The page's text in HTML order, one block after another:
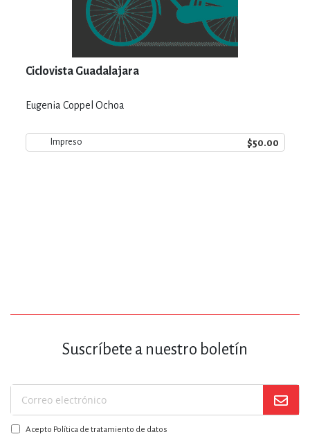
Ciclovista Guadalajara
Eugenia Coppel Ochoa
Impreso $50.00
Suscríbete a nuestro boletín
Suscríbase
a
nuestroAcepto Política de tratamiento de datos